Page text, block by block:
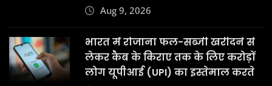
Aug 9, 2026
भारत में रोजाना फल-सब्जी खरीदने से
लेकर कैब के किराए तक के लिए करोड़ों
लोग यूपीआई (UPI) का इस्तेमाल करते